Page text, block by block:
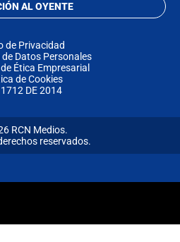
AL OYENTE
de Privacidad
Datos Personales
Ética Empresarial
de Cookies
1712 DE 2014
RCN Medios.
reservados.